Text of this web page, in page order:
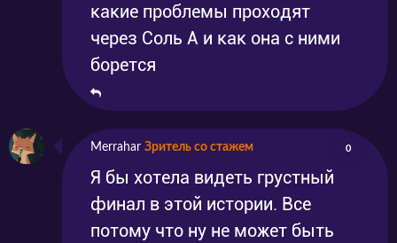
какие проблемы проходят
через Соль А и как она с ними
борется
Merrahar Зритель со стажем 0
Я бы хотела видеть грустный
финал в этой истории. Все
потому что ну не может быть